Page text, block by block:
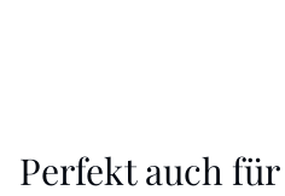
Perfekt auch für